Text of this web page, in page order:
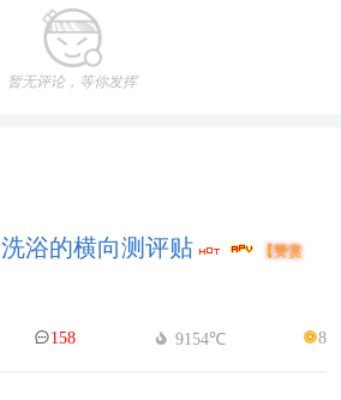
暂无评论，等你发挥
浴的横向测评贴 【赞赏
158 9154℃ 8